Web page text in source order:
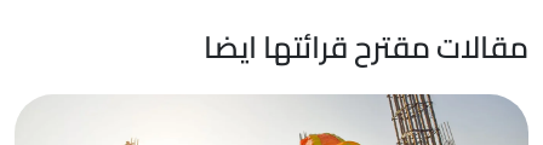
مقالات مقترح قرائتها ايضا